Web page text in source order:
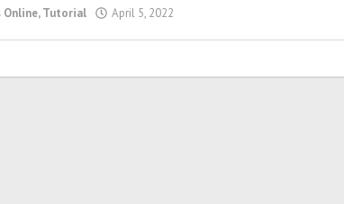
Online,Tutorial April 5, 2022